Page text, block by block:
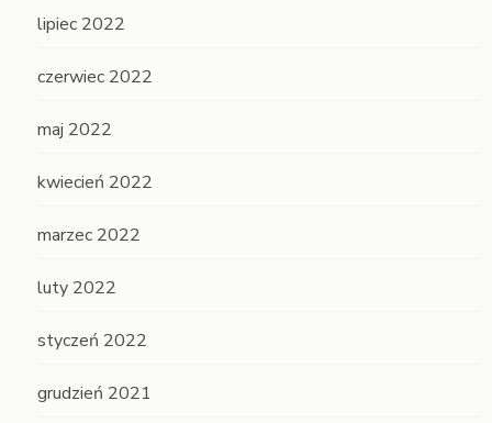
lipiec 2022
czerwiec 2022
maj 2022
kwiecień 2022
marzec 2022
luty 2022
styczeń 2022
grudzień 2021